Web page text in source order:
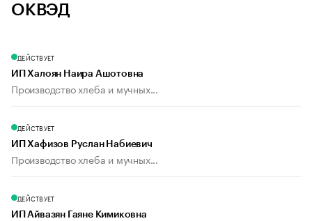
ОКВЭД
ДЕЙСТВУЕТ
ИП Халоян Наира Ашотовна
Производство хлеба и мучных...
ДЕЙСТВУЕТ
ИП Хафизов Руслан Набиевич
Производство хлеба и мучных...
ДЕЙСТВУЕТ
ИП Айвазян Гаяне Кимиковна